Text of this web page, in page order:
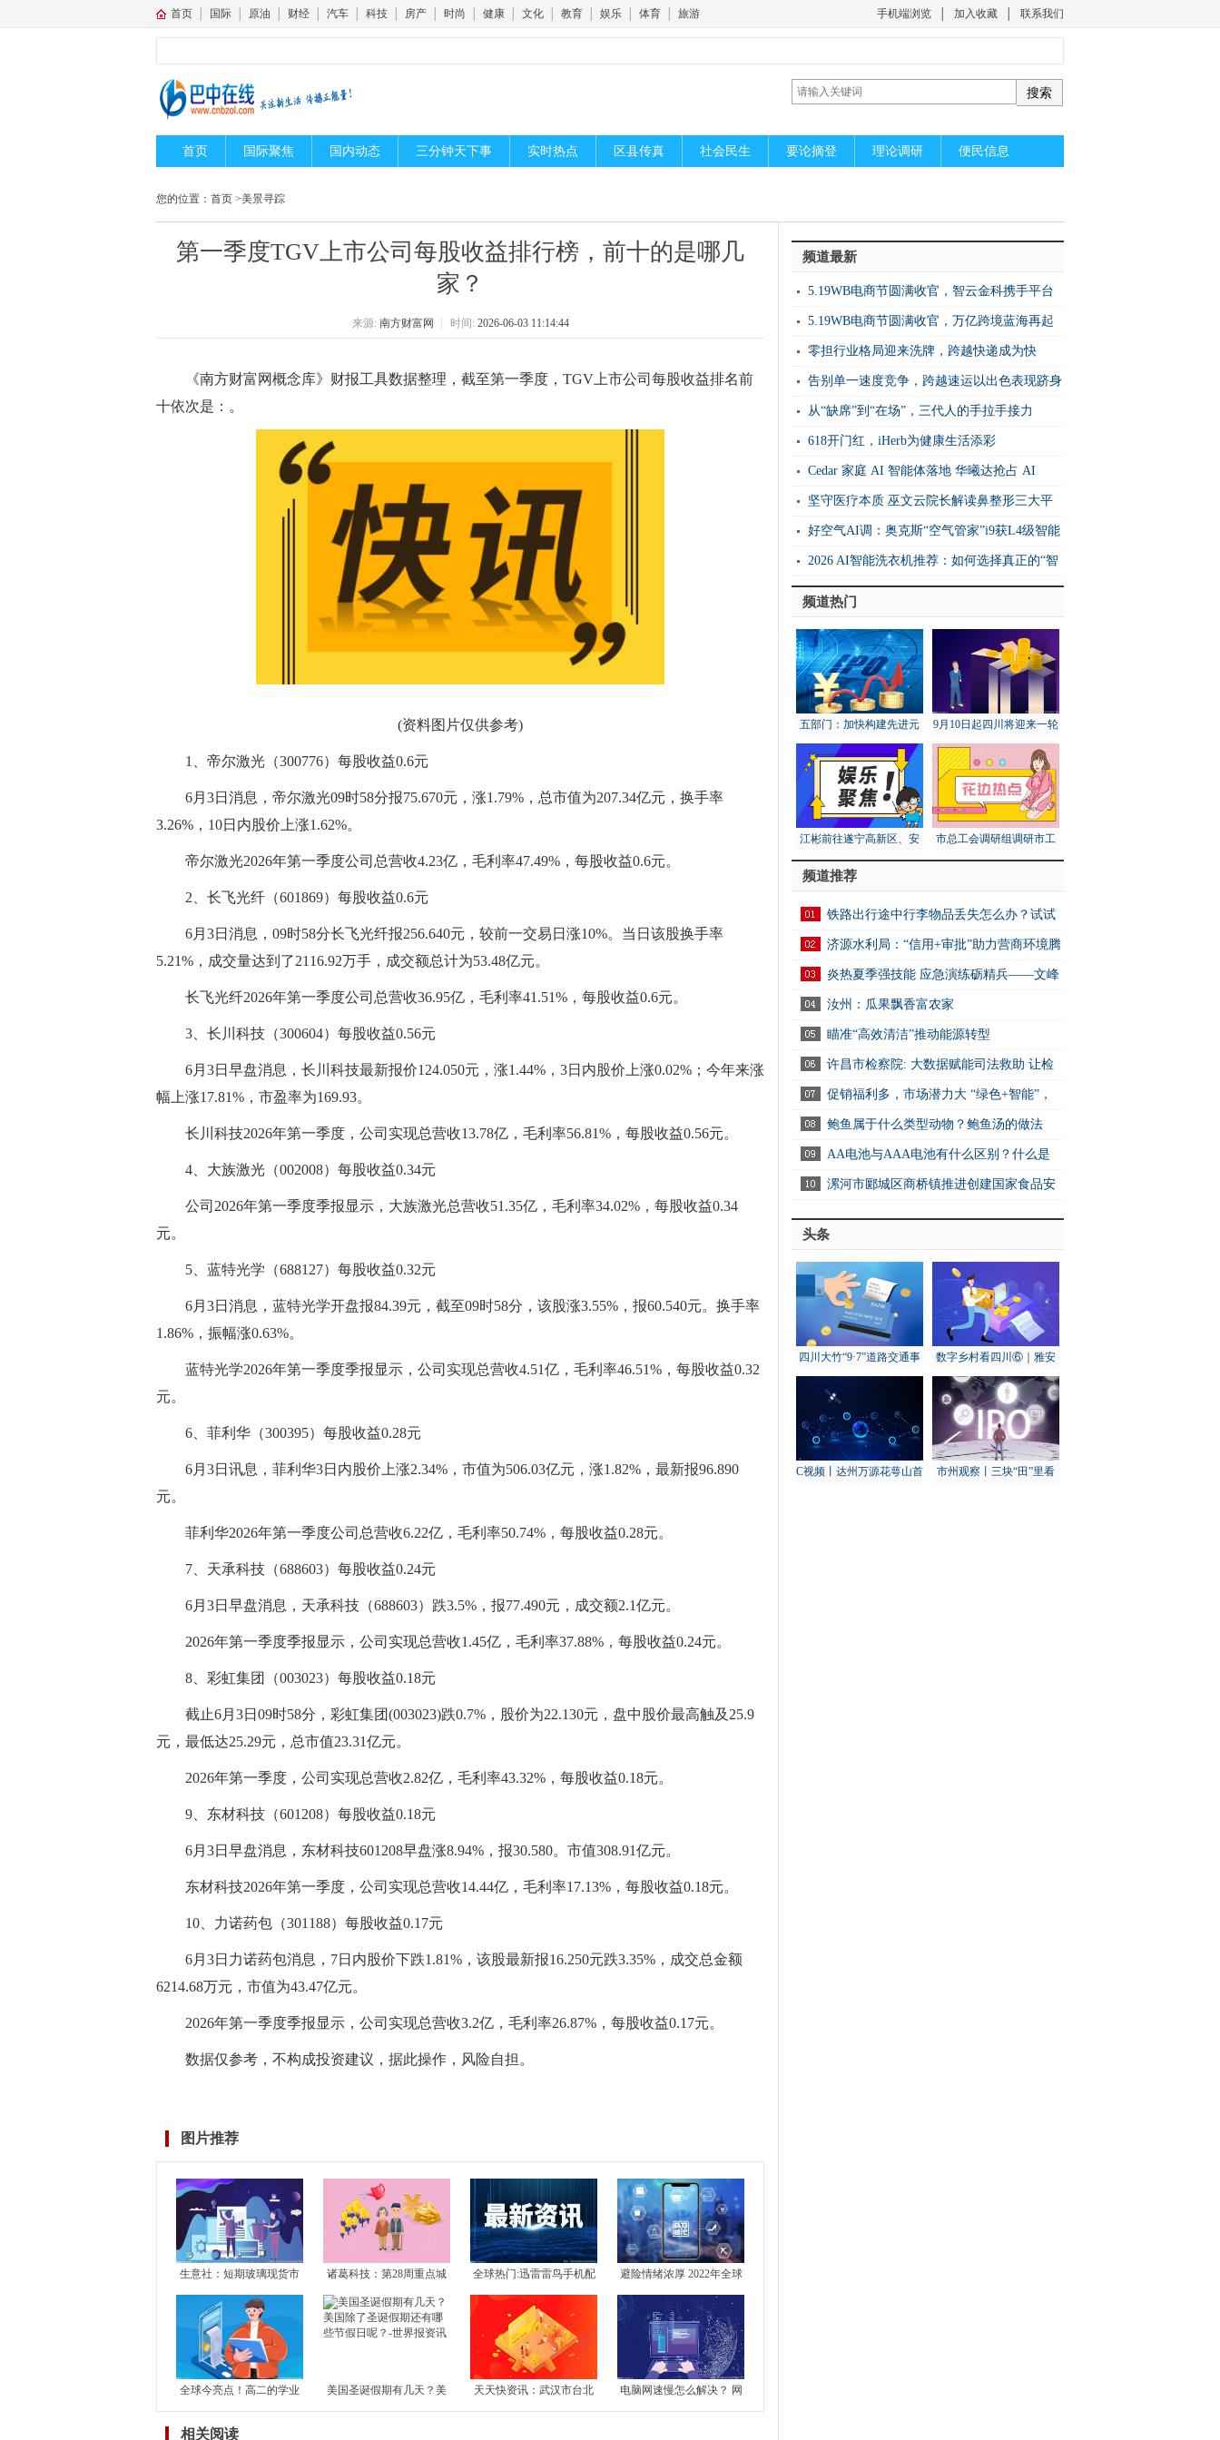
首页 国际 原油 财经 汽车 科技 房产 时尚 健康 文化 教育 娱乐 体育 旅游 手机端浏览 加入收藏 联系我们
首页 国际聚焦 国内动态 三分钟天下事 实时热点 区县传真 社会民生 要论摘登 理论调研 便民信息
您的位置： 首页 >美景寻踪
第一季度TGV上市公司每股收益排行榜，前十的是哪几
家？
来源: 南方财富网 ┆ 时间: 2026-06-03 11:14:44
《南方财富网概念库》财报工具数据整理，截至第一季度，TGV上市公司每股收益排名前
十依次是：。
(资料图片仅供参考)
1、帝尔激光（300776）每股收益0.6元
6月3日消息，帝尔激光09时58分报75.670元，涨1.79%，总市值为207.34亿元，换手率
3.26%，10日内股价上涨1.62%。
帝尔激光2026年第一季度公司总营收4.23亿，毛利率47.49%，每股收益0.6元。
2、长飞光纤（601869）每股收益0.6元
6月3日消息，09时58分长飞光纤报256.640元，较前一交易日涨10%。当日该股换手率
5.21%，成交量达到了2116.92万手，成交额总计为53.48亿元。
长飞光纤2026年第一季度公司总营收36.95亿，毛利率41.51%，每股收益0.6元。
3、长川科技（300604）每股收益0.56元
6月3日早盘消息，长川科技最新报价124.050元，涨1.44%，3日内股价上涨0.02%；今年来涨
幅上涨17.81%，市盈率为169.93。
长川科技2026年第一季度，公司实现总营收13.78亿，毛利率56.81%，每股收益0.56元。
4、大族激光（002008）每股收益0.34元
公司2026年第一季度季报显示，大族激光总营收51.35亿，毛利率34.02%，每股收益0.34
元。
5、蓝特光学（688127）每股收益0.32元
6月3日消息，蓝特光学开盘报84.39元，截至09时58分，该股涨3.55%，报60.540元。换手率
1.86%，振幅涨0.63%。
蓝特光学2026年第一季度季报显示，公司实现总营收4.51亿，毛利率46.51%，每股收益0.32
元。
6、菲利华（300395）每股收益0.28元
6月3日讯息，菲利华3日内股价上涨2.34%，市值为506.03亿元，涨1.82%，最新报96.890
元。
菲利华2026年第一季度公司总营收6.22亿，毛利率50.74%，每股收益0.28元。
7、天承科技（688603）每股收益0.24元
6月3日早盘消息，天承科技（688603）跌3.5%，报77.490元，成交额2.1亿元。
2026年第一季度季报显示，公司实现总营收1.45亿，毛利率37.88%，每股收益0.24元。
8、彩虹集团（003023）每股收益0.18元
截止6月3日09时58分，彩虹集团(003023)跌0.7%，股价为22.130元，盘中股价最高触及25.9
元，最低达25.29元，总市值23.31亿元。
2026年第一季度，公司实现总营收2.82亿，毛利率43.32%，每股收益0.18元。
9、东材科技（601208）每股收益0.18元
6月3日早盘消息，东材科技601208早盘涨8.94%，报30.580。市值308.91亿元。
东材科技2026年第一季度，公司实现总营收14.44亿，毛利率17.13%，每股收益0.18元。
10、力诺药包（301188）每股收益0.17元
6月3日力诺药包消息，7日内股价下跌1.81%，该股最新报16.250元跌3.35%，成交总金额
6214.68万元，市值为43.47亿元。
2026年第一季度季报显示，公司实现总营收3.2亿，毛利率26.87%，每股收益0.17元。
数据仅参考，不构成投资建议，据此操作，风险自担。
图片推荐
生意社：短期玻璃现货市
场震荡运行 关注玻璃产能
恢复及房地产竣工情况
诸葛科技：第28周重点城
市成交止升转降 北京新房
成交独升 其余14城全部下
全球热门:迅雷雷鸟手机配
置介绍 雷鸟手机好不好？
避险情绪浓厚 2022年全球
豪宅均价上涨5.2%
全球今亮点！高二的学业
响？学考对高考到底有没
美国圣诞假期有几天？美
天天快资讯：武汉市台北
电脑网速慢怎么解决？ 网
相关阅读
频道最新
5.19WB电商节圆满收官，智云金科携手平台
开启万亿蓝海新机遇
5.19WB电商节圆满收官，万亿跨境蓝海再起
新篇！
零担行业格局迎来洗牌，跨越快递成为快
运“增速之王”
​告别单一速度竞争，跨越速运以出色表现跻身
2026中国快运10强
从“缺席”到“在场”，三代人的手拉手接力
618开门红，iHerb为健康生活添彩
Cedar 家庭 AI 智能体落地 华曦达抢占 AI
Home 生态核心制高点
坚守医疗本质 巫文云院长解读鼻整形三大平
衡法则
好空气AI调：奥克斯“空气管家”i9获L4级智能
证书 重构空调行业价值坐标系
2026 AI智能洗衣机推荐：如何选择真正的“智
能”洗衣机？
频道热门
五部门：加快构建先进元
宇宙技术和产业体系
9月10日起四川将迎来一轮
降雨
江彬前往遂宁高新区、安
居区调研第五次全国经济
普查工作
市总工会调研组调研市工
人文化宫项目建设安全工
频道推荐
铁路出行途中行李物品丢失怎么办？试试
用12306App找回
济源水利局：“信用+审批”助力营商环境腾
炎热夏季强技能 应急演练砺精兵——文峰
区万达商业服务中心开展消防应急演练活动
汝州：瓜果飘香富农家
瞄准“高效清洁”推动能源转型
许昌市检察院: 大数据赋能司法救助 让检
察关爱可感可触可及
促销福利多，市场潜力大 “绿色+智能”，
家电消费新选择
鲍鱼属于什么类型动物？鲍鱼汤的做法
AA电池与AAA电池有什么区别？什么是
AA电池？ 快资讯
漯河市郾城区商桥镇推进创建国家食品安
头条
四川大竹“9·7”道路交通事
故：初步调查为货车下坡
转弯失控发生侧翻导致
数字乡村看四川⑥｜雅安
天全：打造“智慧渔场” 建
设数字渔业基地
C视频丨达州万源花萼山首
市州观察丨三块“田”里看